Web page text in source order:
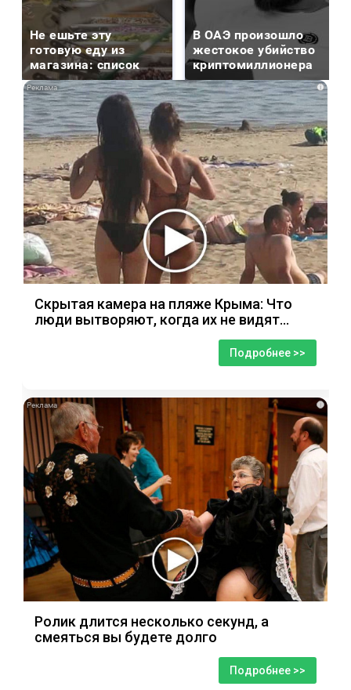
Не ешьте эту
готовую еду из
магазина: список
В ОАЭ произошло
жестокое убийство
криптомиллионера
i
Скрытая камера на пляже Крыма: Что
люди вытворяют, когда их не видят...
Подробнее >>
i
Ролик длится несколько секунд, а
смеяться вы будете долго
Подробнее >>